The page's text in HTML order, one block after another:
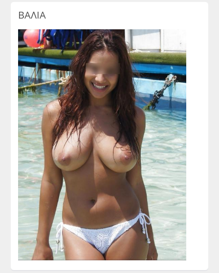
ΒΑΛΙΑ